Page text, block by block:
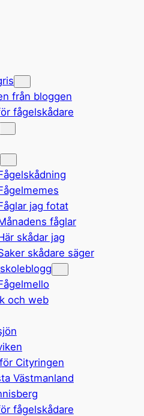
från bloggen
fågelskådare
jag fotat
fåglar
skådar jag
skådare säger
och web
Cityringen
Västmanland
fågelskådare